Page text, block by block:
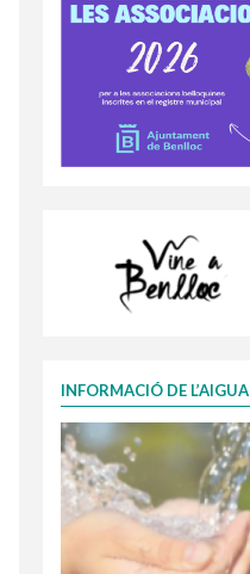
INFORMACIÓ DE L’AIGUA